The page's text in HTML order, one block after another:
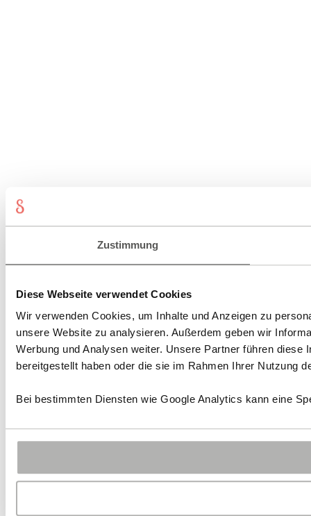
Zustimmung
Diese Webseite verwendet Cookies
Wir verwenden Cookies, um Inhalte und Anzeigen zu
unsere Website zu analysieren. Außerdem geben wir
Werbung und Analysen weiter. Unsere Partner führen
bereitgestellt haben oder die sie im Rahmen Ihrer Nutzung
Bei bestimmten Diensten wie Google Analytics kann eine